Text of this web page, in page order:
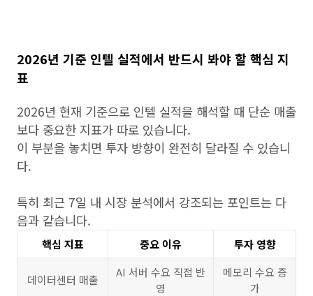
2026년 기준 인텔 실적에서 반드시 봐야 할 핵심 지
표
2026년 현재 기준으로 인텔 실적을 해석할 때 단순 매출
보다 중요한 지표가 따로 있습니다.
이 부분을 놓치면 투자 방향이 완전히 달라질 수 있습니
다.
특히 최근 7일 내 시장 분석에서 강조되는 포인트는 다
음과 같습니다.
핵심 지표 중요 이유 투자 영향
데이터센터 매출
AI 서버 수요 직접 반
영
메모리 수요 증
가